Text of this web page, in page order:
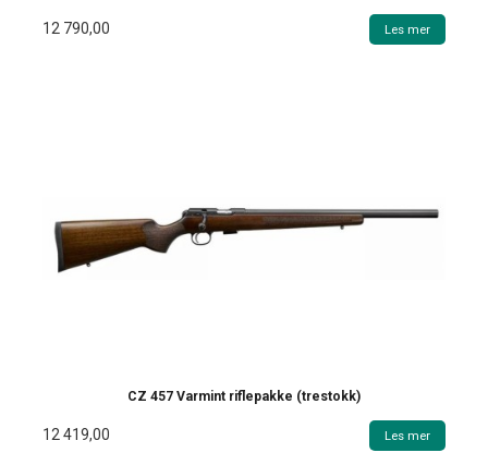
12 790,00 Les mer
CZ 457 Varmint riflepakke (trestokk)
12 419,00 Les mer